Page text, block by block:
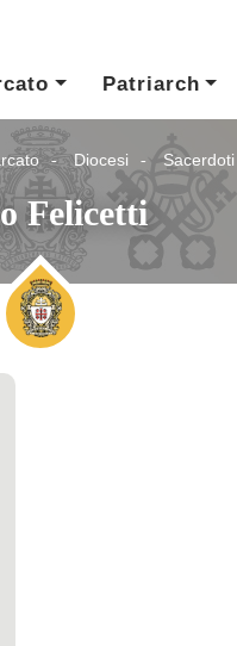
Patriarch
Diocesi Sacerdoti
Felicetti